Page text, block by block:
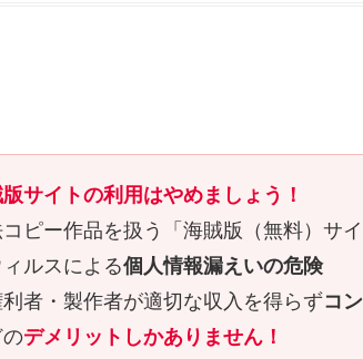
サイトの利用はやめましょう！
ピー作品を扱う「海賊版（無料）サ
ィルスによる個人情報漏えいの危険
利者・製作者が適切な収入を得らずコ
デメリットしかありません！